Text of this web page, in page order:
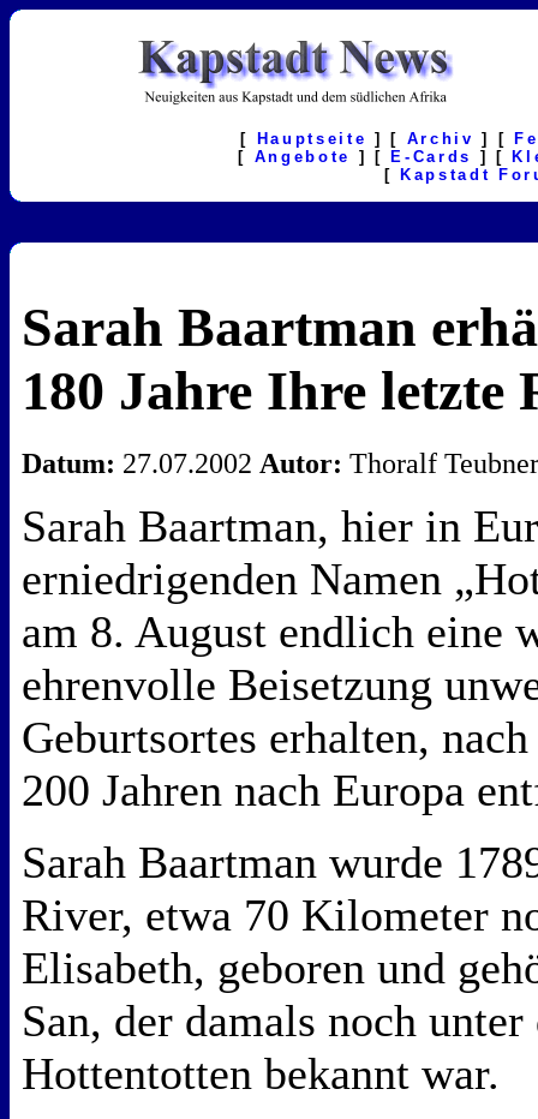
[ Hauptseite ] [ Archiv ] [
[ Angebote ] [ E-Cards ] [
[
Kapstadt
Sarah Baartman
180 Jahre Ihre letzte
Datum: 27.07.2002 Autor: Thoralf
Sarah Baartman, hier in
erniedrigenden Namen
am 8. August endlich eine
ehrenvolle Beisetzung
Geburtsortes erhalten,
200 Jahren nach Europa
Sarah Baartman wurde
River, etwa 70 Kilometer
Elisabeth, geboren und
San, der damals noch
Hottentotten bekannt war.